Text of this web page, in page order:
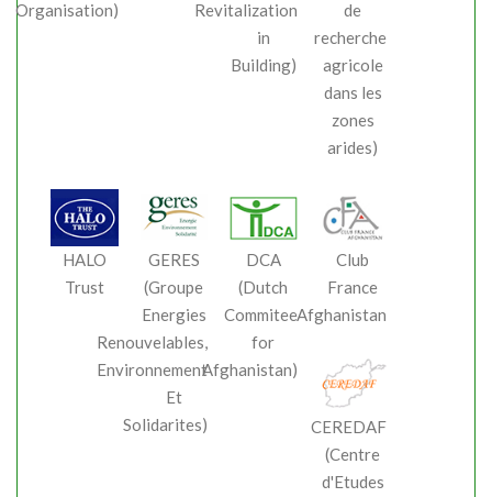
Organisation)
Revitalization
in
Building)
de
recherche
agricole
dans les
zones
arides)
HALO
Trust
GERES
(Groupe
Energies
Renouvelables,
Environnement
Et
Solidarites)
DCA
(Dutch
Commitee
for
Afghanistan)
Club
France
Afghanistan
CEREDAF
(Centre
d'Etudes